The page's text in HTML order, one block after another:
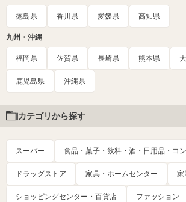
徳島県 香川県 愛媛県 高知県
九州・沖縄
福岡県 佐賀県 長崎県 熊本県
鹿児島県 沖縄県
カテゴリから探す
スーパー 食品・菓子・飲料・酒・日用品・コ
ドラッグストア 家具・ホームセンター 家
ショッピングセンター・百貨店 ファッション